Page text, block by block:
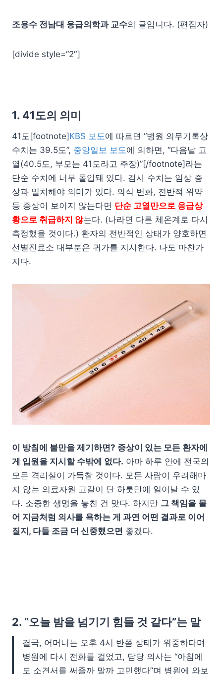
조용수 전남대 응급의학과 교수의 글입니다. (편집자)
[divide style=”2″]
1. 41도의 의미
41도[footnote] KBS 보도에 따르면 “병원 의무기록상
수치는 39.5도”, 중앙일보 보도에 의하면, “다음날 고
열(40.5도, 부모는 41도라고 주장)”[/footnote]라는
단순 수치에 너무 몰입돼 있다. 검사 수치는 임상 증
상과 일치해야 의미가 있다. 의식 변화, 전반적 위약
등 증상이 보이지 않는다면 단순 고열만으로 응급상
황으로 취급하지 않는다. (나라면 다른 체온계로 다시
측정했을 것이다.) 환자의 전반적인 상태가 양호하면
선별진료소 대부분은 귀가를 지시한다. 나도 마찬가
지다.
이 방침에 불만을 제기하면? 증상이 있는 모든 환자에
게 입원을 지시할 수밖에 없다. 아마 하루 안에 전국의
모든 격리실이 가득찰 것이다. 모든 사람이 우려해마
지 않는 의료자원 고갈이 단 하룻만에 일어날 수 있
다. 소중한 생명을 놓친 건 맞다. 하지만 그 책임을 물
어 지금처럼 의사를 욕하는 게 과연 어떤 결과로 이어
질지, 다들 조금 더 신중했으면 좋겠다.
2. “오늘 밤을 넘기기 힘들 것 같다”는 말
결국, 어머니는 오후 4시 반쯤 상태가 위중하다며
병원에 다시 전화를 걸었고, 담당 의사는 “아침에
도 소견서를 써줄까 말까 고민했다”며 병원에 와보